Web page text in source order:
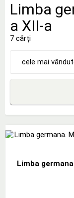
Limba
a XII-a
7 cărți
cele mai
Limba